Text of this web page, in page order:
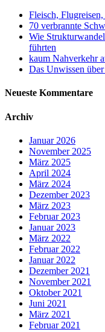
Fleisch,
70 verbrannte
Wie
führten
kaum Nahverkehr
Das Unwissen
Neueste Kommentare
Archiv
Januar 2026
November 2025
März 2025
April 2024
März 2024
Dezember 2023
März 2023
Februar 2023
Januar 2023
März 2022
Februar 2022
Januar 2022
Dezember 2021
November 2021
Oktober 2021
Juni 2021
März 2021
Februar 2021